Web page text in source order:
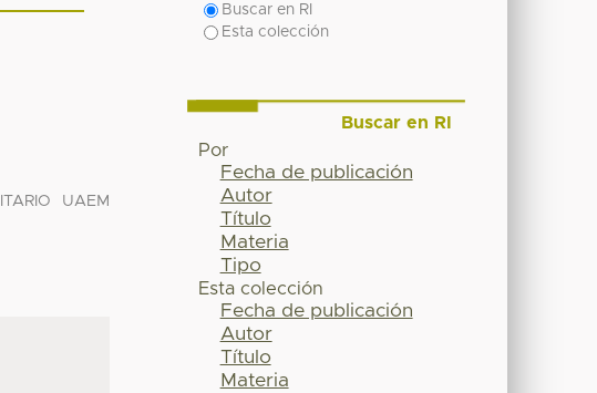
UAEM
Buscar en RI
Esta colección
Buscar en RI
Por
Fecha de publicación
Autor
Título
Materia
Tipo
Esta colección
Fecha de publicación
Autor
Título
Materia